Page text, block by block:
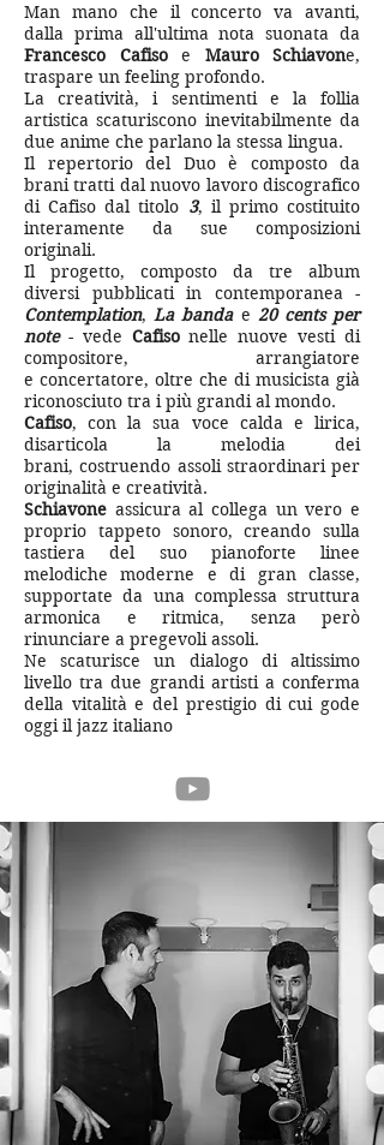
Man mano che il concerto va avanti,
dalla prima all'ultima nota suonata da
Francesco Cafisoe Mauro Schiavone,
traspare un feeling profondo.
La creatività, i sentimenti e la follia
artistica scaturiscono inevitabilmente da
due anime che parlano la stessa lingua.
Il repertorio del Duo è composto da
brani tratti dal nuovo lavoro discografico
di Cafiso dal titolo 3, il primo costituito
interamente da sue composizioni
originali.
Il progetto, composto da tre album
diversi pubblicati in contemporanea -
Contemplation, La banda e 20 cents per
note- vede Cafisonelle nuove vesti di
compositore, arrangiatore
e concertatore, oltre che di musicista già
riconosciuto tra i più grandi al mondo.
Cafiso, con la sua voce calda e lirica,
disarticola la melodia dei
brani, costruendo assoli straordinari per
originalità e creatività.
Schiavone assicura al collega un vero e
proprio tappeto sonoro, creando sulla
tastiera del suo pianoforte linee
melodiche moderne e di gran classe,
supportate da una complessa struttura
armonica e ritmica, senza però
rinunciare a pregevoli assoli.
Ne scaturisce un dialogo di altissimo
livello tra due grandi artisti a conferma
della vitalità e del prestigio di cui gode
oggi il jazz italiano